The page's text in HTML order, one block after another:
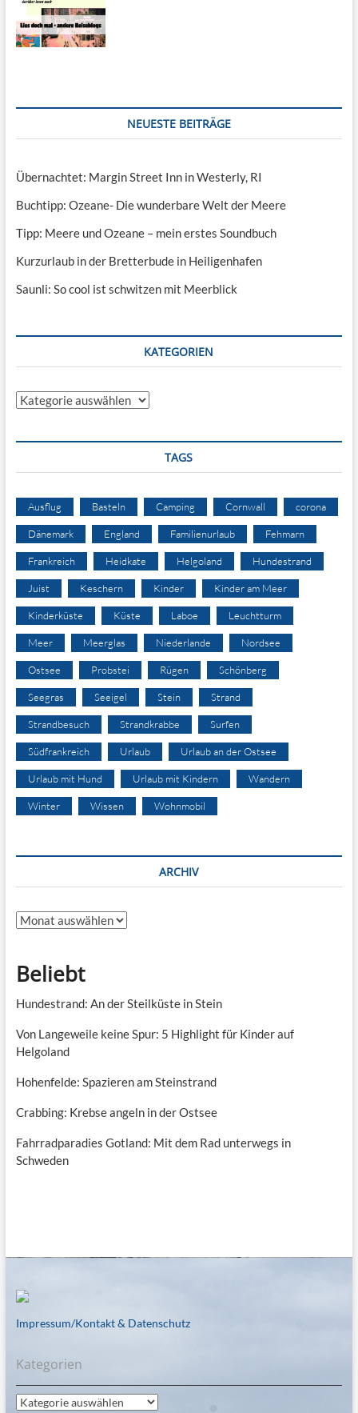
NEUESTE BEITRÄGE
Übernachtet: Margin Street Inn in Westerly, RI
Buchtipp: Ozeane- Die wunderbare Welt der Meere
Tipp: Meere und Ozeane – mein erstes Soundbuch
Kurzurlaub in der Bretterbude in Heiligenhafen
Saunli: So cool ist schwitzen mit Meerblick
KATEGORIEN
Kategorien
TAGS
Ausflug Basteln Camping Cornwall corona
Dänemark England Familienurlaub Fehmarn
Frankreich Heidkate Helgoland Hundestrand
Juist Keschern Kinder Kinder am Meer
Kinderküste Küste Laboe Leuchtturm
Meer Meerglas Niederlande Nordsee
Ostsee Probstei Rügen Schönberg
Seegras Seeigel Stein Strand
Strandbesuch Strandkrabbe Surfen
Südfrankreich Urlaub Urlaub an der Ostsee
Urlaub mit Hund Urlaub mit Kindern Wandern
Winter Wissen Wohnmobil
ARCHIV
Archiv
Beliebt
Hundestrand: An der Steilküste in Stein
Von Langeweile keine Spur: 5 Highlight für Kinder auf
Helgoland
Hohenfelde: Spazieren am Steinstrand
Crabbing: Krebse angeln in der Ostsee
Fahrradparadies Gotland: Mit dem Rad unterwegs in
Schweden
Impressum/Kontakt & Datenschutz
Kategorien
Kategorien